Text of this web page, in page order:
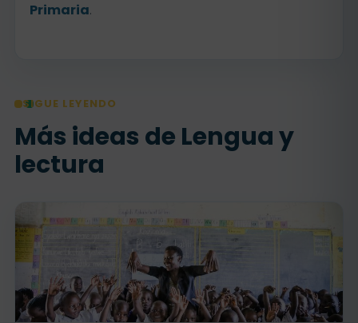
Primaria.
SIGUE LEYENDO
Más ideas de Lengua y
lectura